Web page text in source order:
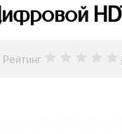
Рейтинг